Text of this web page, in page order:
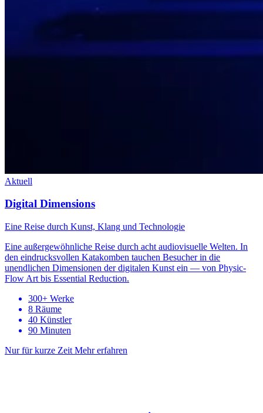
Aktuell
Digital Dimensions
Eine Reise durch Kunst, Klang und Technologie
Eine außergewöhnliche Reise durch acht audiovisuelle Welten. In
den eindrucksvollen Katakomben tauchen Besucher in die
unendlichen Dimensionen der digitalen Kunst ein — von Physic-
Flow Art bis Essential Reduction.
300+ Werke
8 Räume
40 Künstler
90 Minuten
Nur für kurze Zeit Mehr erfahren